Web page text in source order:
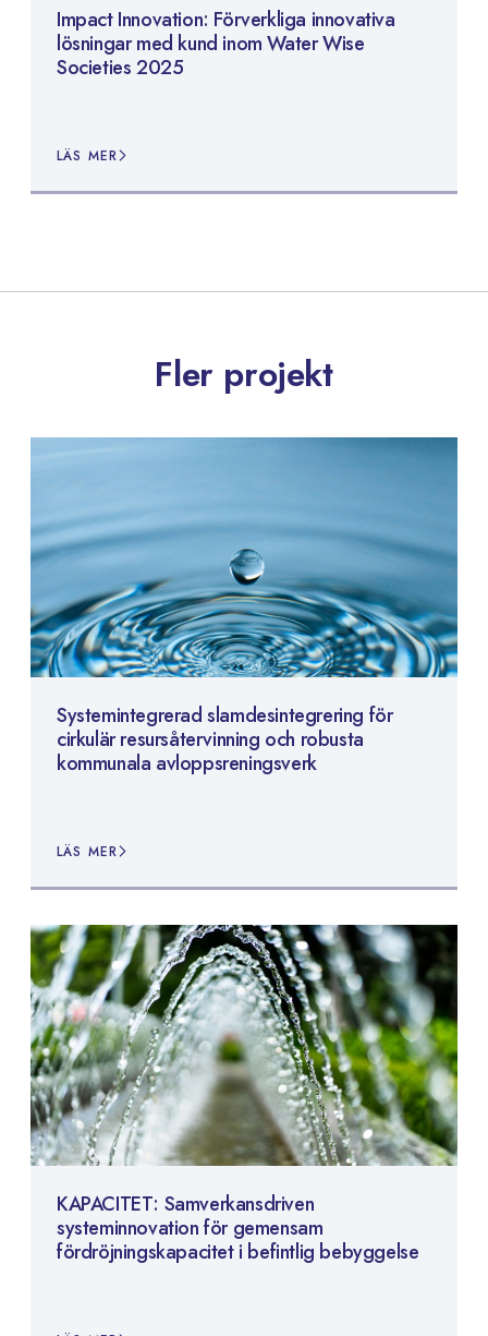
Impact Innovation: Förverkliga innovativa
lösningar med kund inom Water Wise
Societies 2025
LÄS MER
Fler projekt
Systemintegrerad slamdesintegrering för
cirkulär resursåtervinning och robusta
kommunala avloppsreningsverk
LÄS MER
KAPACITET: Samverkansdriven
systeminnovation för gemensam
fördröjningskapacitet i befintlig bebyggelse